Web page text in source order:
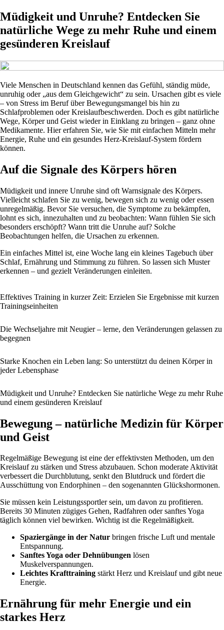
Müdigkeit und Unruhe? Entdecken Sie
natürliche Wege zu mehr Ruhe und einem
gesünderen Kreislauf
Viele Menschen in Deutschland kennen das Gefühl, ständig müde,
unruhig oder „aus dem Gleichgewicht“ zu sein. Ursachen gibt es viele
– von Stress im Beruf über Bewegungsmangel bis hin zu
Schlafproblemen oder Kreislaufbeschwerden. Doch es gibt natürliche
Wege, Körper und Geist wieder in Einklang zu bringen – ganz ohne
Medikamente. Hier erfahren Sie, wie Sie mit einfachen Mitteln mehr
Energie, Ruhe und ein gesundes Herz-Kreislauf-System fördern
können.
Auf die Signale des Körpers hören
Müdigkeit und innere Unruhe sind oft Warnsignale des Körpers.
Vielleicht schlafen Sie zu wenig, bewegen sich zu wenig oder essen
unregelmäßig. Bevor Sie versuchen, die Symptome zu bekämpfen,
lohnt es sich, innezuhalten und zu beobachten: Wann fühlen Sie sich
besonders erschöpft? Wann tritt die Unruhe auf? Solche
Beobachtungen helfen, die Ursachen zu erkennen.
Ein einfaches Mittel ist, eine Woche lang ein kleines Tagebuch über
Schlaf, Ernährung und Stimmung zu führen. So lassen sich Muster
erkennen – und gezielt Veränderungen einleiten.
Effektives Training in kurzer Zeit: Erzielen Sie Ergebnisse mit kurzen
Trainingseinheiten
Die Wechseljahre mit Neugier – lerne, den Veränderungen gelassen zu
begegnen
Starke Knochen ein Leben lang: So unterstützt du deinen Körper in
jeder Lebensphase
Müdigkeit und Unruhe? Entdecken Sie natürliche Wege zu mehr Ruhe
und einem gesünderen Kreislauf
Bewegung – natürliche Medizin für Körper
und Geist
Regelmäßige Bewegung ist eine der effektivsten Methoden, um den
Kreislauf zu stärken und Stress abzubauen. Schon moderate Aktivität
verbessert die Durchblutung, senkt den Blutdruck und fördert die
Ausschüttung von Endorphinen – den sogenannten Glückshormonen.
Sie müssen kein Leistungssportler sein, um davon zu profitieren.
Bereits 30 Minuten zügiges Gehen, Radfahren oder sanftes Yoga
täglich können viel bewirken. Wichtig ist die Regelmäßigkeit.
Spaziergänge in der Natur bringen frische Luft und mentale
Entspannung.
Sanftes Yoga oder Dehnübungen lösen
Muskelverspannungen.
Leichtes Krafttraining stärkt Herz und Kreislauf und gibt neue
Energie.
Ernährung für mehr Energie und ein
starkes Herz